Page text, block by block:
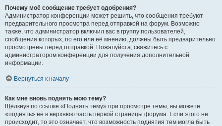
Почему моё сообщение требует одобрения?
Администратор конференции может решить, что сообщения требуют
предварительного просмотра перед отправкой на форум. Возможно
также, что администратор включил вас в группу пользователей,
сообщения которых, по его или её мнению, должны быть предварительно
просмотрены перед отправкой. Пожалуйста, свяжитесь с
администратором конференции для получения дополнительной
информации.
Вернуться к началу
Как мне вновь поднять мою тему?
Щёлкнув по ссылке «Поднять тему» при просмотре темы, вы можете
«поднять» её в верхнюю часть первой страницы форума. Если этого не
происходит, то это означает, что возможность поднятия тем могла быть